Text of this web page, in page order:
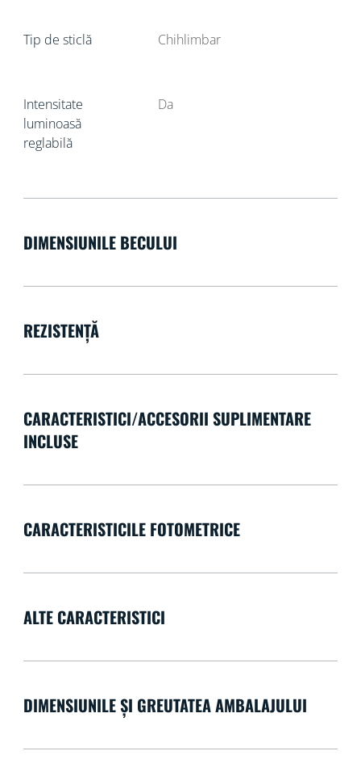
Tip de sticlă Chihlimbar
Intensitate
luminoasă
reglabilă
Da
DIMENSIUNILE BECULUI
REZISTENȚĂ
CARACTERISTICI/ACCESORII SUPLIMENTARE
INCLUSE
CARACTERISTICILE FOTOMETRICE
ALTE CARACTERISTICI
DIMENSIUNILE ȘI GREUTATEA AMBALAJULUI